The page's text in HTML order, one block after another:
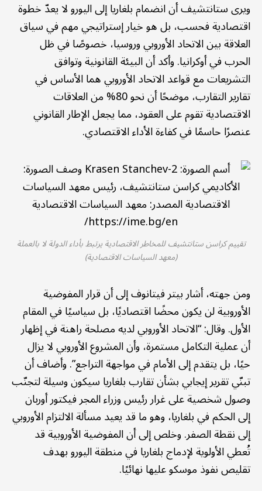
ويرى ستانتشيف أن انضمام بلغاريا إلى اليورو لا يعدّ خطوة
اقتصادية فحسب، بل هو خيار إستراتيجي مهم في سياق
العلاقة بين الاتحاد الأوروبي وروسيا، خصوصًا في ظل
الحرب في أوكرانيا. وأكد أن البيئة القانونية وتوافق
التشريعات مع قواعد الاتحاد الأوروبي هما الأساس في
تقارير التقارب، موضحًا أن نحو 80% من العلاقات
الاقتصادية تقوم على العقود، مما يجعل الإطار القانوني
عنصرًا حاسمًا في كفاءة الأداء الاقتصادي.
تقييم كراسن ستانتشيف للمخاطر الاقتصادية يرتبط بأداء الدولة لا بالعملة
(معهد السياسات الاقتصادية)
ومن جهته، أشار بيتر فيتانوف إلى أن قرار المفوضية
الأوروبية لن يكون محضًا اقتصاديًا، بل سياسيًا في المقام
الأول. وقال: “الاتحاد الأوروبي لديه مصلحة راهنة في إظهار
أن عملية التكامل مستمرة، وأن المشروع الأوروبي لا يزال
حيًا، بل يتقدم إلى الأمام في مواجهة التراجع”. وأضاف أن
تبنّي تقرير إيجابي بشأن تقارب بلغاريا سيكون وسيلة لتجنّب
وصول شخصية على غرار رئيس وزراء المجر فيكتور أوربان
إلى الحكم في بلغاريا، وهو ما قد يعيد مسألة الالتزام الأوروبي
إلى نقطة الصفر. وخلص إلى أن المفوضية الأوروبية قد
تُعطي الأولوية لإدماج بلغاريا في منطقة اليورو بهدف
تقليص نفوذ موسكو عليها نهائيًا.